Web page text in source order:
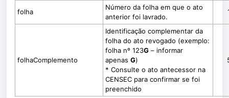
folha
Número da folha em que o ato
anterior foi lavrado.
folhaComplemento
Identificação complementar da
folha do ato revogado (exemplo:
folha nº 123G – informar
apenas G)
* Consulte o ato antecessor na
CENSEC para confirmar se foi
preenchido